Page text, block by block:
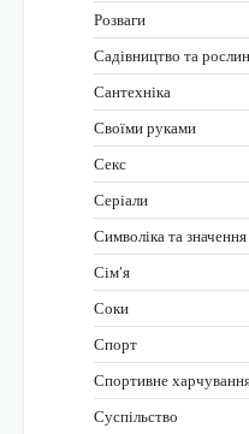
Розваги
Садівництво та
Сантехніка
Своїми руками
Секс
Серіали
Символіка та значення
Сім’я
Соки
Спорт
Спортивне
Суспільство